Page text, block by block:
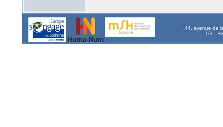
44, avenue de
Tél. :